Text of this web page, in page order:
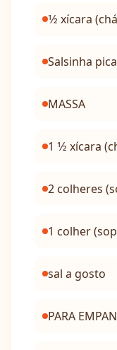
1⁄2 xícara
Salsinha
MASSA
1 1⁄2 xícara
2 colheres
1 colher
sal a gosto
PARA